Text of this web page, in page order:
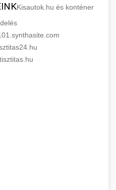
Kisautok.hu és konténer